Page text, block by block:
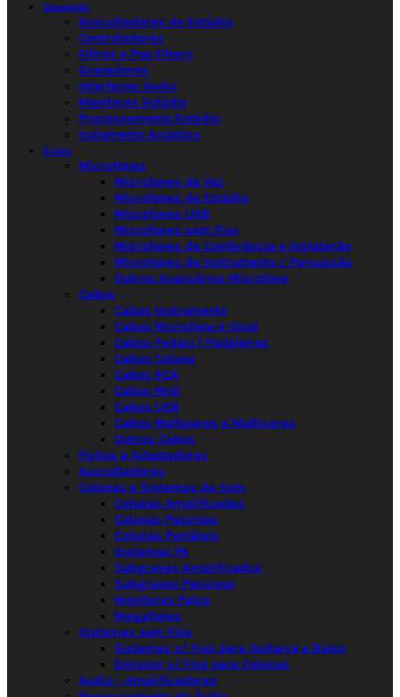
Gravação
Auscultadores de Estúdio
Controladores
Filtros e Pop Filters
Gravadores
Interfaces Áudio
Monitores Estúdio
Processamento Estúdio
Isolamento Acústico
Áudio
Microfones
Microfones de Voz
Microfones de Estúdio
Microfones USB
Microfones sem Fios
Microfones de Conferência e Instalação
Microfones de Instrumento / Percussão
Outros Acessórios Microfone
Cabos
Cabos Instrumento
Cabos Microfone e Sinal
Cabos Pedais | Pedaleiras
Cabos Coluna
Cabos RCA
Cabos Midi
Cabos USB
Cabos Multipares e Multicores
Outros Cabos
Fichas e Adaptadores
Auscultadores
Colunas e Sistemas de Som
Colunas Amplificadas
Colunas Passivas
Colunas Portáteis
Sistemas PA
Subgraves Amplificados
Subgraves Passivos
Monitores Palco
Megafones
Sistemas sem Fios
Sistemas s/ Fios para Guitarra e Baixo
Emissor s/ Fios para Colunas
Audio - Amplificadores